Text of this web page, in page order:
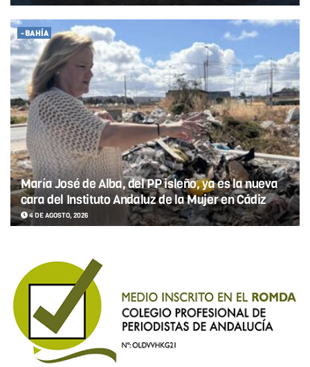
-BAHÍA
María José de Alba, del PP isleño, ya es la nueva
cara del Instituto Andaluz de la Mujer en Cádiz
4 DE AGOSTO, 2026